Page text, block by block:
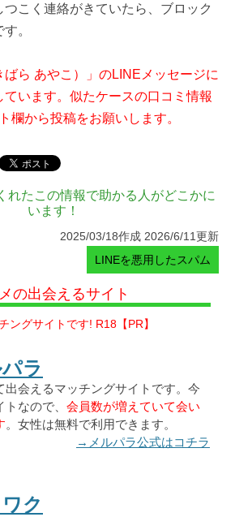
こく連絡がきていたら、ブロック
。
ばら あやこ）」のLINEメッセージに
います。似たケースの口コミ情報
欄から投稿をお願いします。
れたこの情報で助かる人がどこかに
います！
2025/03/18作成 2026/6/11更新
LINEを悪用したスパム
の出会えるサイト
ングサイトです! R18【PR】
ラ
出会えるマッチングサイトです。今
なので、 会員数が増えていて会い
。女性は無料で利用できます。
→メルパラ公式はコチラ
ク